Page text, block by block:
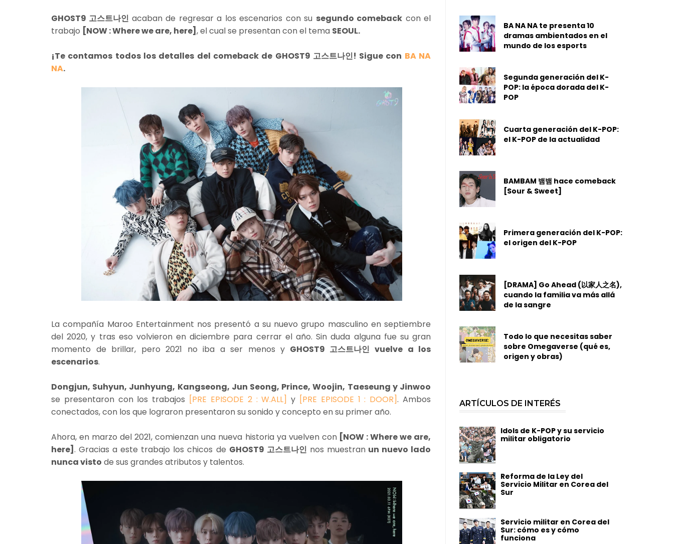
GHOST9 고스트나인 acaban de regresar a los escenarios con su segundo comeback con el
trabajo [NOW : Where we are, here] , el cual se presentan con el tema SEOUL.
¡Te contamos todos los detalles del comeback de GHOST9 고스트나인! Sigue con BA NA
NA.
La compañía Maroo Entertainment nos presentó a su nuevo grupo masculino en septiembre
del 2020, y tras eso volvieron en diciembre para cerrar el año. Sin duda alguna fue su gran
momento de brillar, pero 2021 no iba a ser menos y GHOST9 고스트나인 vuelve a los
escenarios.
Dongjun, Suhyun, Junhyung, Kangseong, Jun Seong, Prince, Woojin, Taeseung y Jinwoo
se presentaron con los trabajos [PRE EPISODE 2 : W.ALL] y [PRE EPISODE 1 : DOOR]. Ambos
conectados, con los que lograron presentaron su sonido y concepto en su primer año.
Ahora, en marzo del 2021, comienzan una nueva historia ya vuelven con[NOW : Where we are,
here] . Gracias a este trabajo los chicos de GHOST9 고스트나인 nos muestranun nuevo lado
nunca visto de sus grandes atributos y talentos.
BA NA NA te presenta 10
dramas ambientados en el
mundo de los esports
Segunda generación del K-
POP: la época dorada del K-
POP
Cuarta generación del K-POP:
el K-POP de la actualidad
BAMBAM 뱀뱀 hace comeback
[Sour & Sweet]
Primera generación del K-POP:
el origen del K-POP
[DRAMA] Go Ahead (以家人之名),
cuando la familia va más allá
de la sangre
Todo lo que necesitas saber
sobre Omegaverse (qué es,
origen y obras)
ARTÍCULOS DE INTERÉS
Idols de K-POP y su servicio
militar obligatorio
Reforma de la Ley del
Servicio Militar en Corea del
Sur
Servicio militar en Corea del
Sur: cómo es y cómo
funciona